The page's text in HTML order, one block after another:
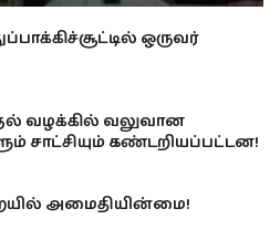
ஒருவர்
வழக்கில் வலுவான
சாட்சியும் கண்டறியப்பட்டன!
அமைதியின்மை!